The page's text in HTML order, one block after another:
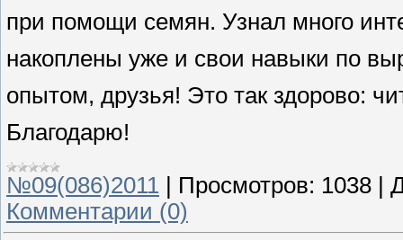
при помощи семян. Узнал много
накоплены уже и свои навыки по
опытом, друзья! Это так здорово:
Благодарю!
№09(086)2011 Просмотров: 1038
Комментарии (0)